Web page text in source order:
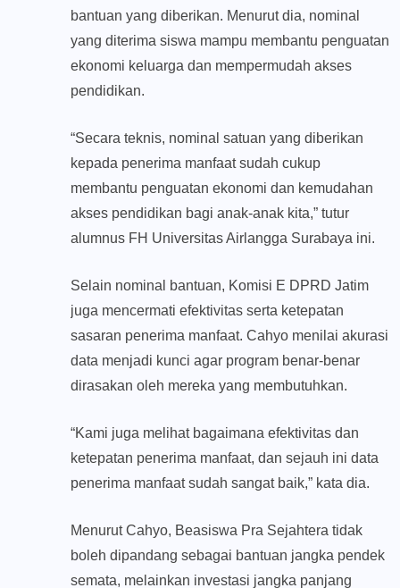
bantuan yang diberikan. Menurut dia, nominal
yang diterima siswa mampu membantu penguatan
ekonomi keluarga dan mempermudah akses
pendidikan.
“Secara teknis, nominal satuan yang diberikan
kepada penerima manfaat sudah cukup
membantu penguatan ekonomi dan kemudahan
akses pendidikan bagi anak-anak kita,” tutur
alumnus FH Universitas Airlangga Surabaya ini.
Selain nominal bantuan, Komisi E DPRD Jatim
juga mencermati efektivitas serta ketepatan
sasaran penerima manfaat. Cahyo menilai akurasi
data menjadi kunci agar program benar-benar
dirasakan oleh mereka yang membutuhkan.
“Kami juga melihat bagaimana efektivitas dan
ketepatan penerima manfaat, dan sejauh ini data
penerima manfaat sudah sangat baik,” kata dia.
Menurut Cahyo, Beasiswa Pra Sejahtera tidak
boleh dipandang sebagai bantuan jangka pendek
semata, melainkan investasi jangka panjang